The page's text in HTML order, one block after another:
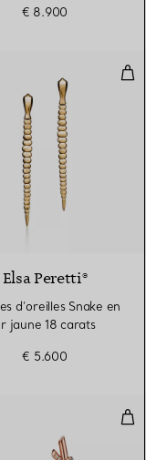
€ 8.900
en or jaune
3 Matériaux
Elsa Peretti®
d’oreilles Snake en
jaune 18 carats
€ 5.600
Snake en